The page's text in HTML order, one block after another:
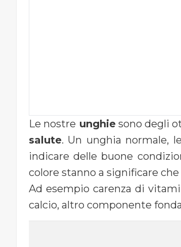
Le nostre unghiesono degli
salute. Un unghia normale,
indicare delle buone
colore stanno a significare
Ad esempio carenza di
calcio, altro componente